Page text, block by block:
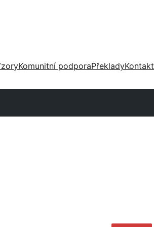
Komunitní podporaPřekladyKontakt